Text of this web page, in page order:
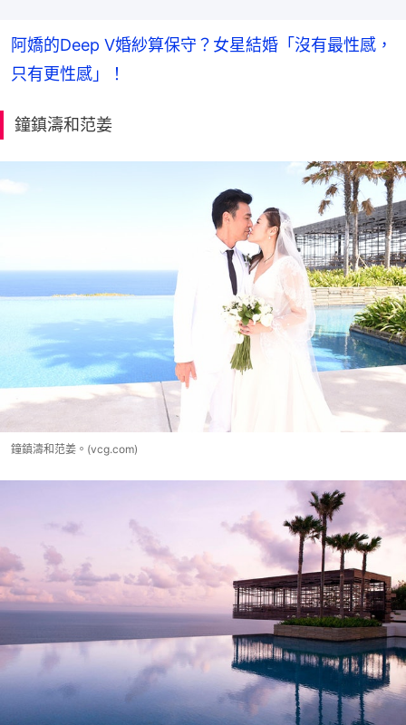
阿嬌的Deep V婚紗算保守？女星結婚「沒有最性感，
只有更性感」！
鐘鎮濤和范姜
鐘鎮濤和范姜。(vcg.com)